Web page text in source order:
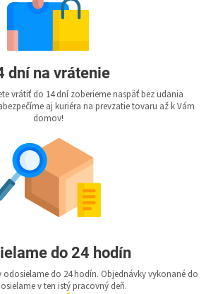
dní na vrátenie
vrátiť do 14 dní zoberieme naspäť bez udania
aj kuriéra na prevzatie tovaru až k Vám
domov!
do 24 hodín
do 24 hodín. Objednávky vykonané do
v ten istý pracovný deň.